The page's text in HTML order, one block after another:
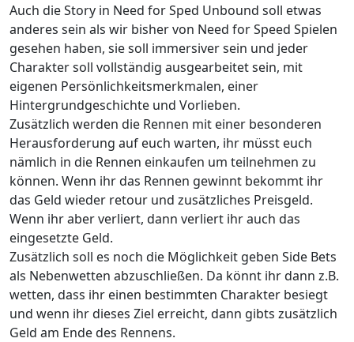
Auch die Story in Need for Sped Unbound soll etwas
anderes sein als wir bisher von Need for Speed Spielen
gesehen haben, sie soll immersiver sein und jeder
Charakter soll vollständig ausgearbeitet sein, mit
eigenen Persönlichkeitsmerkmalen, einer
Hintergrundgeschichte und Vorlieben.
Zusätzlich werden die Rennen mit einer besonderen
Herausforderung auf euch warten, ihr müsst euch
nämlich in die Rennen einkaufen um teilnehmen zu
können. Wenn ihr das Rennen gewinnt bekommt ihr
das Geld wieder retour und zusätzliches Preisgeld.
Wenn ihr aber verliert, dann verliert ihr auch das
eingesetzte Geld.
Zusätzlich soll es noch die Möglichkeit geben Side Bets
als Nebenwetten abzuschließen. Da könnt ihr dann z.B.
wetten, dass ihr einen bestimmten Charakter besiegt
und wenn ihr dieses Ziel erreicht, dann gibts zusätzlich
Geld am Ende des Rennens.